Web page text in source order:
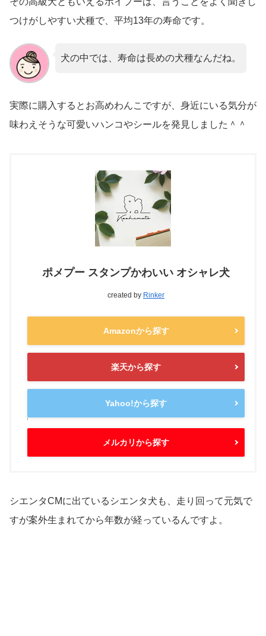
つけがしやすい犬種で、平均13年の寿命です。
犬の中では、寿命は長めの犬種なんだね。
実際に購入するとお高めわんこですが、身近にいる気分が
味わえそうな可愛いハンコやシールを発見しました＾＾
ポメプー スタンプかわいい オシャレ犬
created by Rinker
Amazonから探す
楽天から探す
Yahoo!から探す
メルカリから探す
シエンタCMに出ているシエンタ犬も、走り回って元気で
すが案外生まれてから年数が経っているんですよ。